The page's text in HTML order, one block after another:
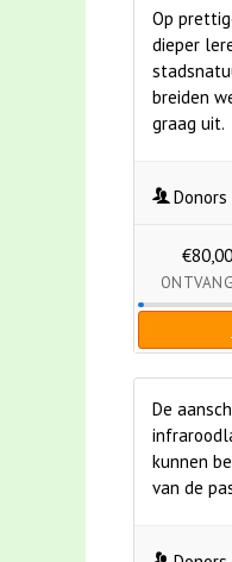
Op
dieper
breiden
graag uit.
Donors
€80,00
De
kunnen
van de